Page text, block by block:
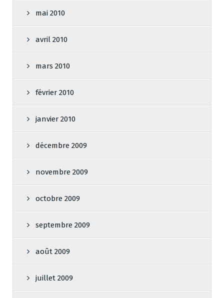
mai 2010
avril 2010
mars 2010
février 2010
janvier 2010
décembre 2009
novembre 2009
octobre 2009
septembre 2009
août 2009
juillet 2009